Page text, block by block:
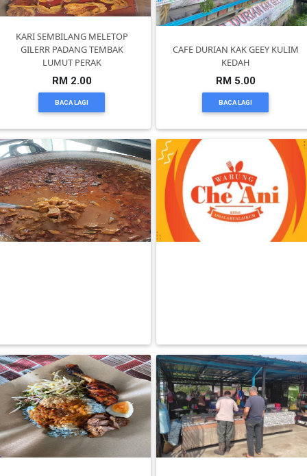
KARI SEMBILANG MELETOP
GILERR PADANG TEMBAK
LUMUT PERAK
RM 2.00
BACA LAGI
CAFE DURIAN KAK GEEY KULIM
KEDAH
RM 5.00
BACA LAGI
PERCUTIAN
PELANCONGAN(1)
RUMAH
&
BARANG
PERIBADI(4)
PEKERJAAN(0)
SERVIS(17)
LAIN-
LAIN
KEPERLUAN(16)
SELECT
NEGERI